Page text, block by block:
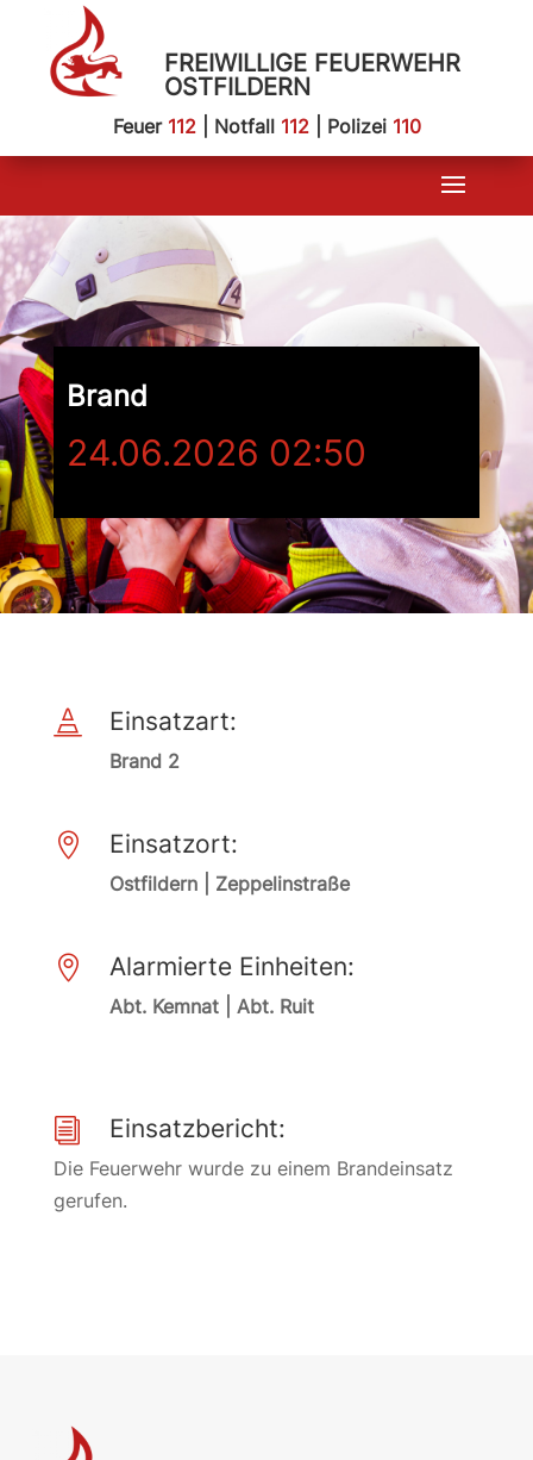
FREIWILLIGE FEUERWEHR
OSTFILDERN
Feuer 112| Notfall 112| Polizei 110
Brand
24.06.2026 02:50
 Einsatzart:
Brand 2
 Einsatzort:
Ostfildern | Zeppelinstraße
 Alarmierte Einheiten:
Abt. Kemnat | Abt. Ruit
i Einsatzbericht:
Die Feuerwehr wurde zu einem Brandeinsatz
gerufen.